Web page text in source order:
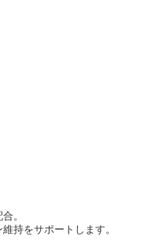
。
持をサポートします。